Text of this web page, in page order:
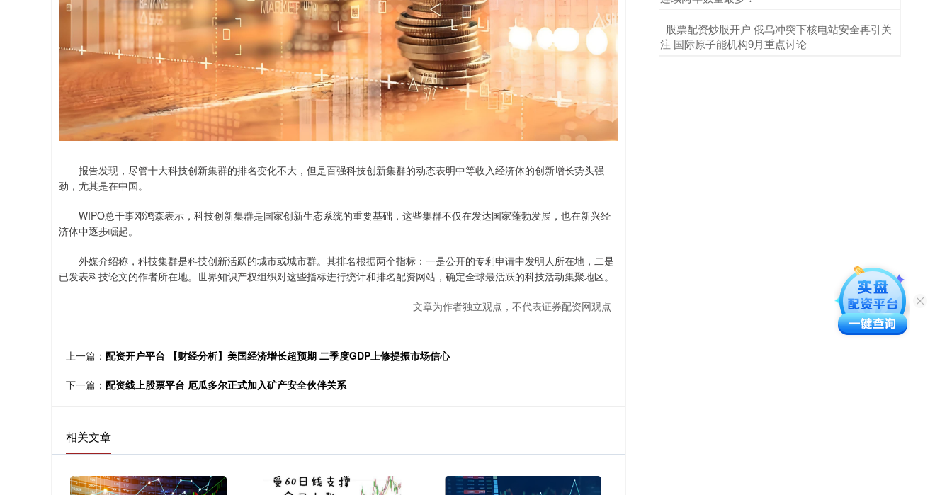
报告发现，尽管十大科技创新集群的排名变化不大，但是百强科技创新集群的动态表明中等收入经济体的创新增长势头强
劲，尤其是在中国。
WIPO总干事邓鸿森表示，科技创新集群是国家创新生态系统的重要基础，这些集群不仅在发达国家蓬勃发展，也在新兴经
济体中逐步崛起。
外媒介绍称，科技集群是科技创新活跃的城市或城市群。其排名根据两个指标：一是公开的专利申请中发明人所在地，二是
已发表科技论文的作者所在地。世界知识产权组织对这些指标进行统计和排名配资网站，确定全球最活跃的科技活动集聚地区。
文章为作者独立观点，不代表证券配资网观点
上一篇： 配资开户平台 【财经分析】美国经济增长超预期 二季度GDP上修提振市场信心
下一篇： 配资线上股票平台 厄瓜多尔正式加入矿产安全伙伴关系
相关文章
​股票配资炒股开户 俄乌冲突下核电站安全再引关
注 国际原子能机构9月重点讨论